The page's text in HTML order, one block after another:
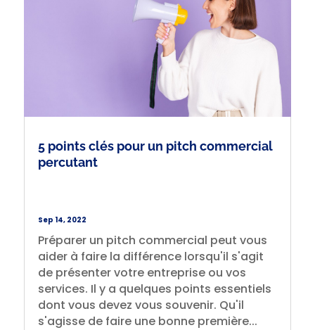
5 points clés pour un pitch commercial
percutant
Sep 14, 2022
Préparer un pitch commercial peut vous
aider à faire la différence lorsqu'il s'agit
de présenter votre entreprise ou vos
services. Il y a quelques points essentiels
dont vous devez vous souvenir. Qu'il
s'agisse de faire une bonne première...